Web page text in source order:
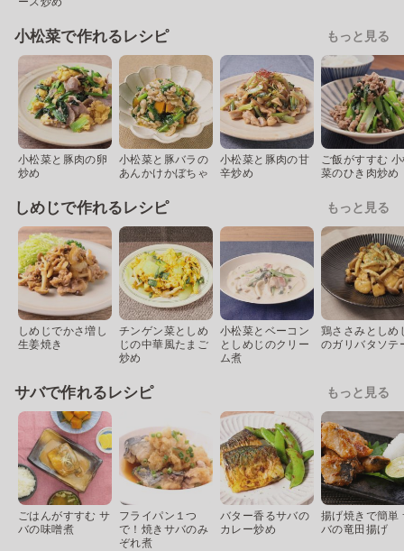
小松菜で作れるレシピ もっと見る
小松菜と豚肉の卵
炒め
小松菜と豚バラの
あんかけかぼちゃ
小松菜と豚肉の甘
辛炒め
ご飯がすすむ
菜のひき肉炒め
しめじで作れるレシピ もっと見る
しめじでかさ増し
生姜焼き
チンゲン菜としめ
じの中華風たまご
炒め
小松菜とベーコン
としめじのクリー
ム煮
鶏ささみとしめ
のガリバタソテ
サバで作れるレシピ もっと見る
ごはんがすすむ サ
バの味噌煮
フライパン１つ
で！焼きサバのみ
ぞれ煮
バター香るサバの
カレー炒め
揚げ焼きで簡単
バの竜田揚げ